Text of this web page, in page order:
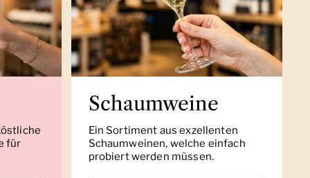
für
Schaumweine
Ein Sortiment aus exzellenten
Schaumweinen, welche einfach
probiert werden müssen.